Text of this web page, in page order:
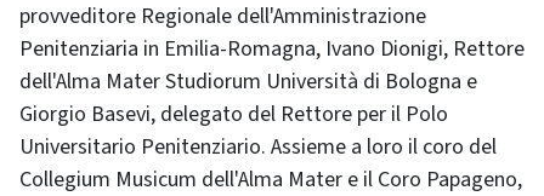
provveditore Regionale dell'Amministrazione
Penitenziaria in Emilia-Romagna, Ivano Dionigi, Rettore
dell'Alma Mater Studiorum Università di Bologna e
Giorgio Basevi, delegato del Rettore per il Polo
Universitario Penitenziario. Assieme a loro il coro del
Collegium Musicum dell'Alma Mater e il Coro Papageno,